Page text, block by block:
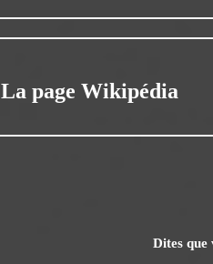
La page Wikipédia
Dites que